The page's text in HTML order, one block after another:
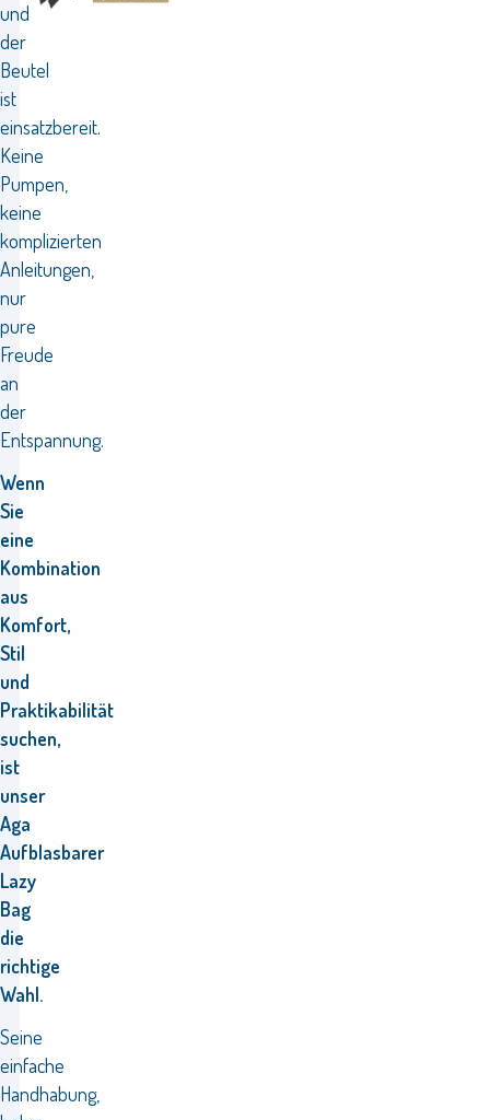
und
der
Beutel
ist
einsatzbereit.
Keine
Pumpen,
keine
komplizierten
Anleitungen,
nur
pure
Freude
an
der
Entspannung.
Wenn
Sie
eine
Kombination
aus
Komfort,
Stil
und
Praktikabilität
suchen,
ist
unser
Aga
Aufblasbarer
Lazy
Bag
die
richtige
Wahl.
Seine
einfache
Handhabung,